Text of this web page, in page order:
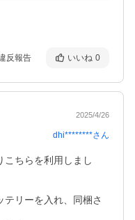
反報告 いいね 0
2025/4/26
dhi********さん
こちらを利用しまし
リーを入れ、同梱さ